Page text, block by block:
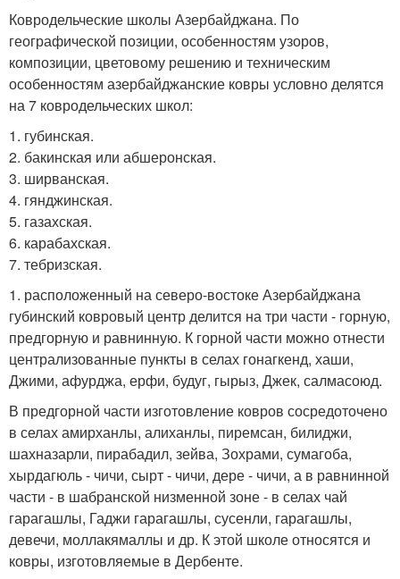
Ковродельческие школы Азербайджана. По
географической позиции, особенностям узоров,
композиции, цветовому решению и техническим
особенностям азербайджанские ковры условно делятся
на 7 ковродельческих школ:
1. губинская.
2. бакинская или абшеронская.
3. ширванская.
4. гянджинская.
5. газахская.
6. карабахская.
7. тебризская.
1. расположенный на северо-востоке Азербайджана
губинский ковровый центр делится на три части - горную,
предгорную и равнинную. К горной части можно отнести
централизованные пункты в селах гонагкенд, хаши,
Джими, афурджа, ерфи, будуг, гырыз, Джек, салмасоюд.
В предгорной части изготовление ковров сосредоточено
в селах амирханлы, алиханлы, пиремсан, билиджи,
шахназарли, пирабадил, зейва, Зохрами, сумагоба,
хырдагюль - чичи, сырт - чичи, дере - чичи, а в равнинной
части - в шабранской низменной зоне - в селах чай
гарагашлы, Гаджи гарагашлы, сусенли, гарагашлы,
девечи, моллакямаллы и др. К этой школе относятся и
ковры, изготовляемые в Дербенте.